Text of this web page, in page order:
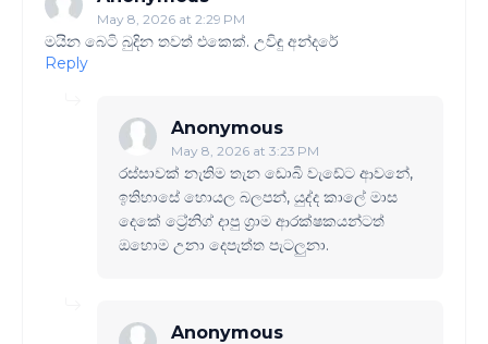
May 8, 2026 at 2:29 PM
මයින බෙටි බුදින තවත් එකෙක්. උවිඳු අන්දරේ
Reply
Anonymous
May 8, 2026 at 3:23 PM
රස්සාවක් නැතිම තැන ඩොබි වැඩේට ආවනේ,
ඉතිහාසේ හොයල බලපන්, යුද්ද කාලේ මාස
දෙකේ ට්‍රේනිග් දාපු ග්‍රාම ආරක්ෂකයන්ටත්
ඔහොම උනා දෙපැත්ත පැටලුනා.
Anonymous